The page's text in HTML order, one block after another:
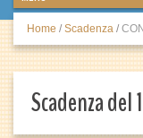
Home / Scadenza /
Scadenza